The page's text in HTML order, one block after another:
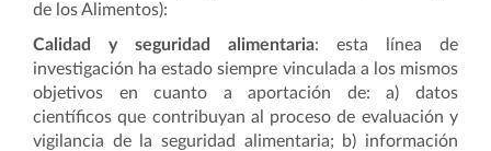
de los Alimentos):
Calidad y seguridad alimentaria: esta línea de
investigación ha estado siempre vinculada a los mismos
objetivos en cuanto a aportación de: a) datos
científicos que contribuyan al proceso de evaluación y
vigilancia de la seguridad alimentaria; b) información